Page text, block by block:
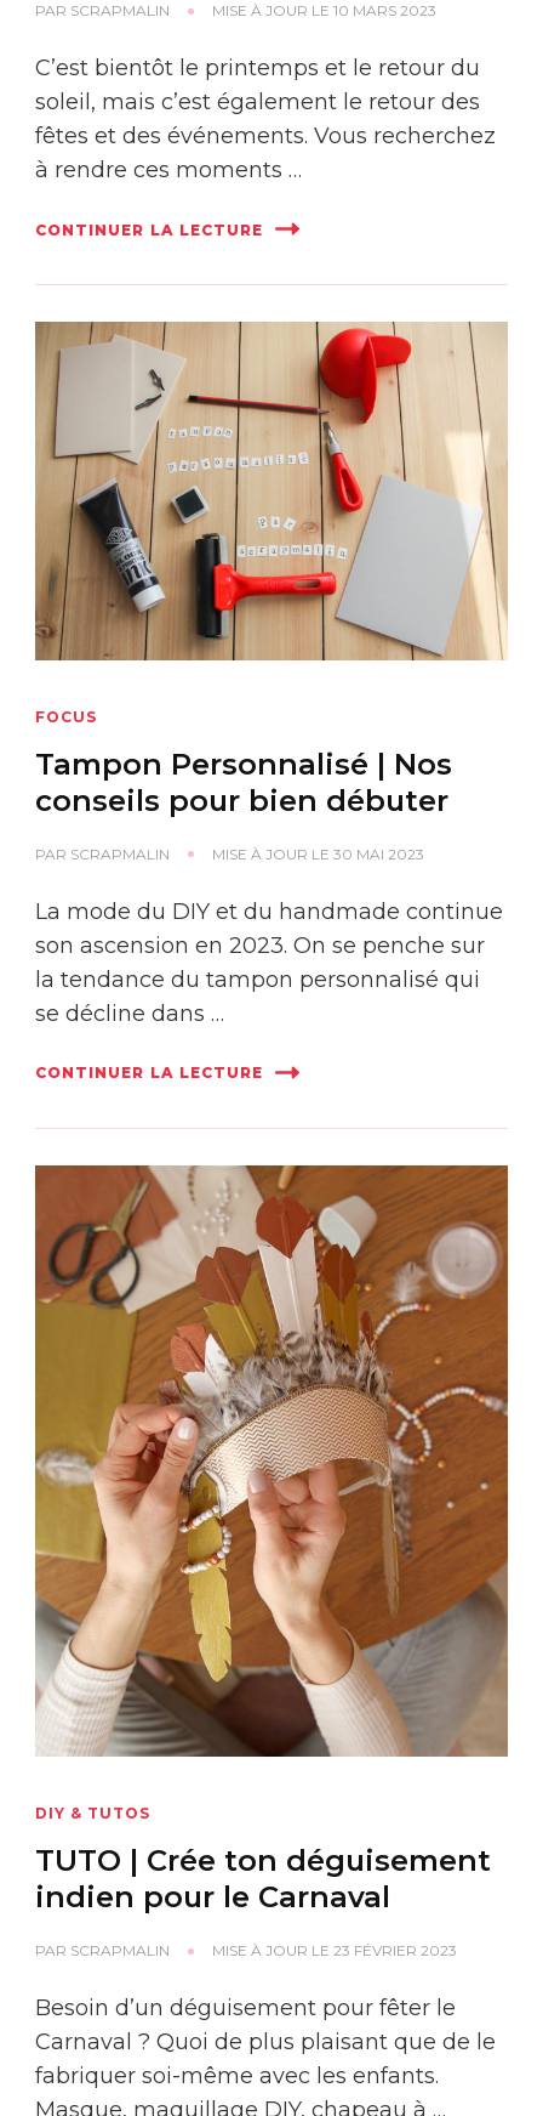
PAR SCRAPMALIN MISE À JOUR LE 10 MARS 2023
C’est bientôt le printemps et le retour du
soleil, mais c’est également le retour des
fêtes et des événements. Vous recherchez
à rendre ces moments …
CONTINUER LA LECTURE
FOCUS
Tampon Personnalisé | Nos
conseils pour bien débuter
PAR SCRAPMALIN MISE À JOUR LE 30 MAI 2023
La mode du DIY et du handmade continue
son ascension en 2023. On se penche sur
la tendance du tampon personnalisé qui
se décline dans …
CONTINUER LA LECTURE
DIY & TUTOS
TUTO | Crée ton déguisement
indien pour le Carnaval
PAR SCRAPMALIN MISE À JOUR LE 23 FÉVRIER 2023
Besoin d’un déguisement pour fêter le
Carnaval ? Quoi de plus plaisant que de le
fabriquer soi-même avec les enfants.
Masque, maquillage DIY, chapeau à …